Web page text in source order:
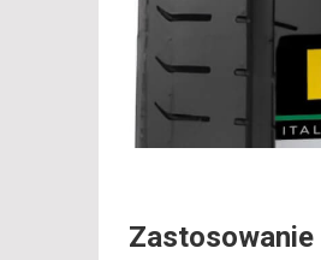
Zastosowanie